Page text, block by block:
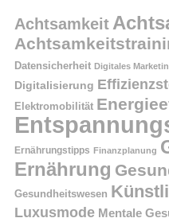
Achtsamkeit
Datensicherheit Digitales
Digitalisierung
Elektromobilität
Ernährungstipps Finanzplanung
Ernährung
Gesundheitswesen
Luxusmode Mentale